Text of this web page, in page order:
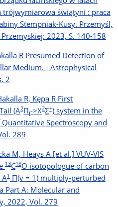
świątyni : praca
Stempniak-Kusy. Przemyśl,
2023, S. 140-158
R Presumed Detection of
Medium. - Astrophysical
2
R, Kępa R First
(Α2Πi->Χ2Σ+) system in the
Spectroscopy and
289
M, Heays A [et al.] VUV-VIS
13C18O isotopologue of carbon
A1 Π(v = 1) multiply-perturbed
Part A: Molecular and
2022, Vol. 279